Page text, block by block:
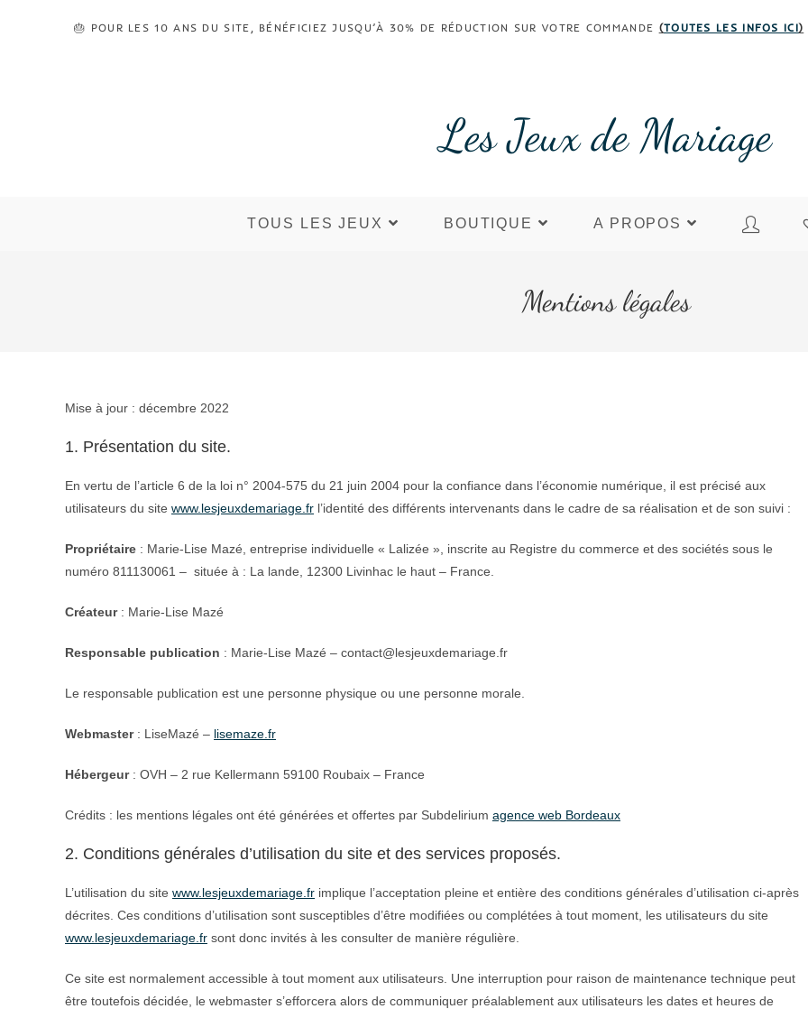
🎂 POUR LES 10 ANS DU SITE, BÉNÉFICIEZ JUSQU’À 30% DE RÉDUCTION SUR VOTRE COMMANDE (TOUTES LES INFOS ICI)
Les Jeux de Mariage
TOUS LES JEUX BOUTIQUE A PROPOS
Mentions légales
Mise à jour : décembre 2022
1. Présentation du site.
En vertu de l’article 6 de la loi n° 2004-575 du 21 juin 2004 pour la confiance dans l’économie numérique, il est précisé aux
utilisateurs du site www.lesjeuxdemariage.fr l’identité des différents intervenants dans le cadre de sa réalisation et de son suivi :
Propriétaire : Marie-Lise Mazé, entreprise individuelle « Lalizée », inscrite au Registre du commerce et des sociétés sous le
numéro 811130061 – située à : La lande, 12300 Livinhac le haut – France.
Créateur: Marie-Lise Mazé
Responsable publication : Marie-Lise Mazé – contact@lesjeuxdemariage.fr
Le responsable publication est une personne physique ou une personne morale.
Webmaster: LiseMazé – lisemaze.fr
Hébergeur: OVH – 2 rue Kellermann 59100 Roubaix – France
Crédits : les mentions légales ont été générées et offertes par Subdelirium agence web Bordeaux
2. Conditions générales d’utilisation du site et des services proposés.
L’utilisation du site www.lesjeuxdemariage.fr implique l’acceptation pleine et entière des conditions générales d’utilisation ci-après
décrites. Ces conditions d’utilisation sont susceptibles d’être modifiées ou complétées à tout moment, les utilisateurs du site
www.lesjeuxdemariage.fr sont donc invités à les consulter de manière régulière.
Ce site est normalement accessible à tout moment aux utilisateurs. Une interruption pour raison de maintenance technique peut
être toutefois décidée, le webmaster s’efforcera alors de communiquer préalablement aux utilisateurs les dates et heures de